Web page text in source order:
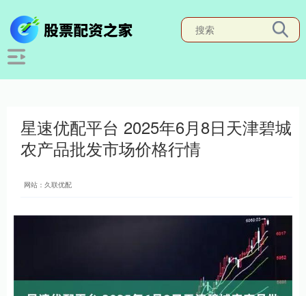
星速优配平台 2025年6月8日天津碧城
农产品批发市场价格行情
网站：久联优配